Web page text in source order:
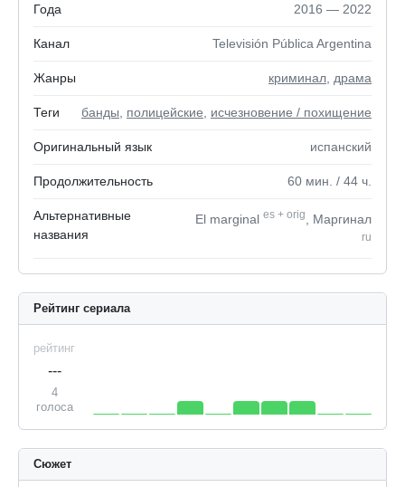
Года 2016 — 2022
Канал Televisión Pública Argentina
Жанры криминал драма
Теги банды полицейские исчезновение / похищение
Оригинальный язык испанский
Продолжительность 60 мин. / 44 ч.
Альтернативные
названия
El marginal es + orig , Маргинал
ru
Рейтинг сериала
рейтинг
---
4
голоса
Сюжет